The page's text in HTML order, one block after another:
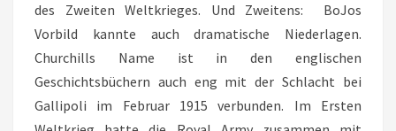
des Zweiten Weltkrieges. Und Zweitens: BoJos
Vorbild kannte auch dramatische Niederlagen.
Churchills Name ist in den englischen
Geschichtsbüchern auch eng mit der Schlacht bei
Gallipoli im Februar 1915 verbunden. Im Ersten